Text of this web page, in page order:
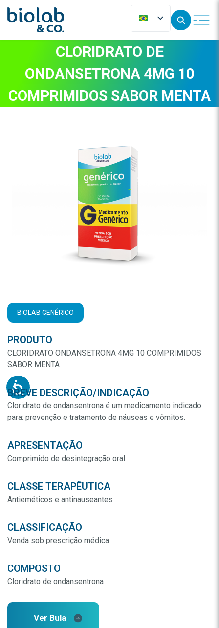
CLORIDRATO DE
ONDANSETRONA 4MG 10
COMPRIMIDOS SABOR MENTA
BIOLAB GENÉRICO
PRODUTO
CLORIDRATO ONDANSETRONA 4MG 10 COMPRIMIDOS
SABOR MENTA
BREVE DESCRIÇÃO/INDICAÇÃO
Cloridrato de ondansentrona é um medicamento indicado
para: prevenção e tratamento de náuseas e vômitos.
APRESENTAÇÃO
Comprimido de desintegração oral
CLASSE TERAPÊUTICA
Antieméticos e antinauseantes
CLASSIFICAÇÃO
Venda sob prescrição médica
COMPOSTO
Cloridrato de ondansentrona
Ver Bula